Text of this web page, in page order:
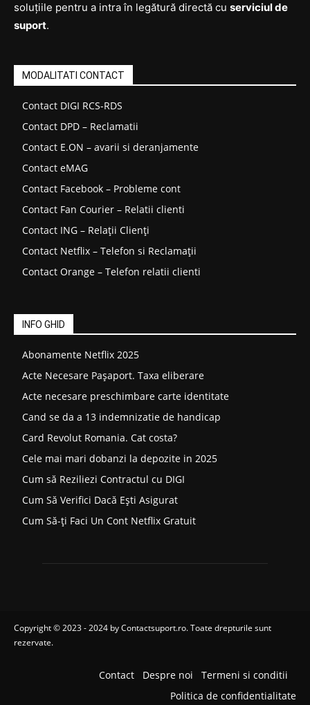
soluțiile pentru a intra în legătură directă cu serviciul de
suport.
MODALITATI CONTACT
Contact DIGI RCS-RDS
Contact DPD – Reclamatii
Contact E.ON – avarii si deranjamente
Contact eMAG
Contact Facebook – Probleme cont
Contact Fan Courier – Relatii clienti
Contact ING – Relații Clienți
Contact Netflix – Telefon si Reclamații
Contact Orange – Telefon relatii clienti
INFO GHID
Abonamente Netflix 2025
Acte Necesare Pașaport. Taxa eliberare
Acte necesare preschimbare carte identitate
Cand se da a 13 indemnizatie de handicap
Card Revolut Romania. Cat costa?
Cele mai mari dobanzi la depozite in 2025
Cum să Reziliezi Contractul cu DIGI
Cum Să Verifici Dacă Ești Asigurat
Cum Să-ți Faci Un Cont Netflix Gratuit
Copyright © 2023 - 2024 byContactsuport.ro. Toate drepturile sunt
rezervate.
Contact Despre noi
Termeni si conditii
Politica de confidentialitate